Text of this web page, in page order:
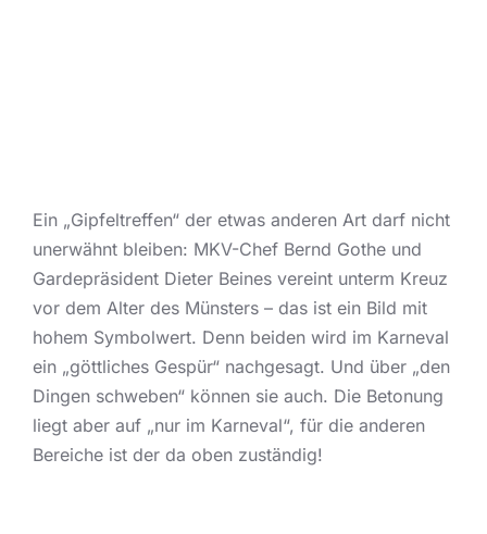
Ein „Gipfeltreffen“ der etwas anderen Art darf nicht
unerwähnt bleiben: MKV-Chef Bernd Gothe und
Gardepräsident Dieter Beines vereint unterm Kreuz
vor dem Alter des Münsters – das ist ein Bild mit
hohem Symbolwert. Denn beiden wird im Karneval
ein „göttliches Gespür“ nachgesagt. Und über „den
Dingen schweben“ können sie auch. Die Betonung
liegt aber auf „nur im Karneval“, für die anderen
Bereiche ist der da oben zuständig!